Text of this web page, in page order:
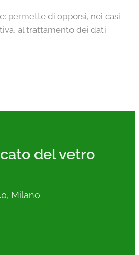
permette di opporsi, nei casi
al trattamento dei dati
del vetro
Milano